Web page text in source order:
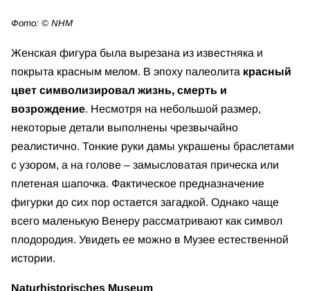
Фото: © NHM
Женская фигура была вырезана из известняка и
покрыта красным мелом. В эпоху палеолита красный
цвет символизировал жизнь, смерть и
возрождение. Несмотря на небольшой размер,
некоторые детали выполнены чрезвычайно
реалистично. Тонкие руки дамы украшены браслетами
с узором, а на голове – замысловатая прическа или
плетеная шапочка. Фактическое предназначение
фигурки до сих пор остается загадкой. Однако чаще
всего маленькую Венеру рассматривают как символ
плодородия. Увидеть ее можно в Музее естественной
истории.
Naturhistorisches Museum